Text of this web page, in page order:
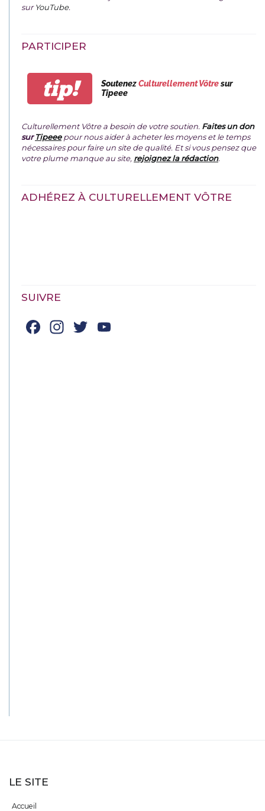
surYouTube.
PARTICIPER
tip! SoutenezCulturellement Vôtresur
Tipeee
Culturellement Vôtre a besoin de votre soutien. Faites un don
surTipeeepour nous aider à acheter les moyens et le temps
nécessaires pour faire un site de qualité. Et si vous pensez que
votre plume manque au site, rejoignez la rédaction.
ADHÉREZ À CULTURELLEMENT VÔTRE
SUIVRE
Facebook
Instagram
Twitter
LE SITE
Accueil